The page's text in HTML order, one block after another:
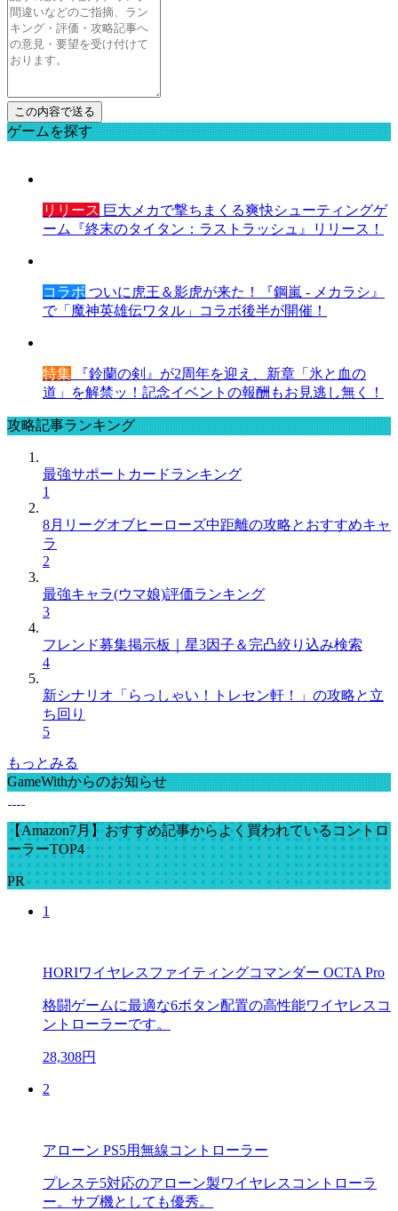
ゲームを探す
リリース 巨大メカで撃ちまくる爽快シューティングゲ
ーム『終末のタイタン：ラストラッシュ』リリース！
コラボ ついに虎王＆影虎が来た！『鋼嵐 - メカラシ』
で「魔神英雄伝ワタル」コラボ後半が開催！
特集 『鈴蘭の剣』が2周年を迎え、新章「氷と血の
道」を解禁ッ！記念イベントの報酬もお見逃し無く！
攻略記事ランキング
最強サポートカードランキング
1
8月リーグオブヒーローズ中距離の攻略とおすすめキャ
ラ
2
最強キャラ(ウマ娘)評価ランキング
3
フレンド募集掲示板｜星3因子＆完凸絞り込み検索
4
新シナリオ「らっしゃい！トレセン軒！」の攻略と立
ち回り
5
もっとみる
GameWithからのお知らせ
【Amazon7月】おすすめ記事からよく買われているコントロ
ーラーTOP4
PR
1
HORIワイヤレスファイティングコマンダー OCTA Pro
格闘ゲームに最適な6ボタン配置の高性能ワイヤレスコ
ントローラーです。
28,308円
2
アローン PS5用無線コントローラー
プレステ5対応のアローン製ワイヤレスコントローラ
ー。サブ機としても優秀。